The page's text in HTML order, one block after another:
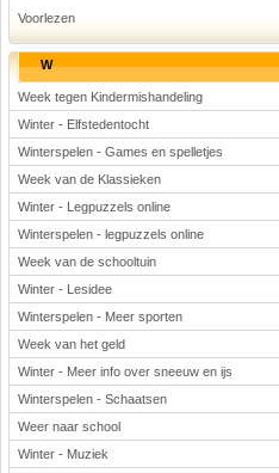
Voorlezen
W
Week tegen Kindermishandeling
Winter - Elfstedentocht
Winterspelen - Games en spelletjes
Week van de Klassieken
Winter - Legpuzzels online
Winterspelen - legpuzzels online
Week van de schooltuin
Winter - Lesidee
Winterspelen - Meer sporten
Week van het geld
Winter - Meer info over sneeuw en ijs
Winterspelen - Schaatsen
Weer naar school
Winter - Muziek